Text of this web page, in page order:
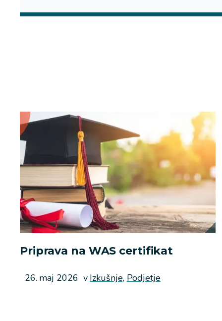
Priprava na WAS certifikat
Objavljeno
26. maj 2026 v Izkušnje, Podjetje